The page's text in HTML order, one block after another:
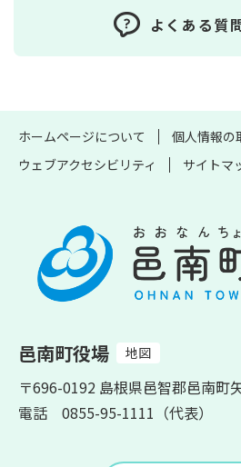
よくある質
ホームページについて
個人情報の
ウェブアクセシビリティ
サイトマ
邑南町役場 地図
〒696-0192 島根県邑智郡邑南町
電話 0855-95-1111（代表）